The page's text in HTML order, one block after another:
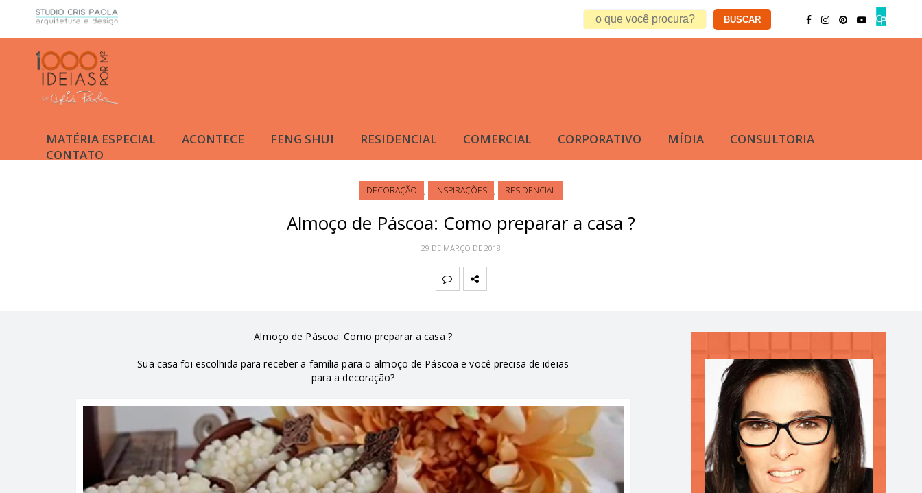
MATÉRIA ESPECIAL ACONTECE FENG SHUI RESIDENCIAL COMERCIAL CORPORATIVO MÍDIA
CONSULTORIA
CONTATO
DECORAÇÃO , INSPIRAÇÕES , RESIDENCIAL
Almoço de Páscoa: Como preparar a casa ?
29 DE MARÇO DE 2018
Almoço de Páscoa: Como preparar a casa ?
Sua casa foi escolhida para receber a família para o almoço de Páscoa e você precisa de ideias
para a decoração?